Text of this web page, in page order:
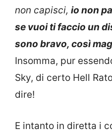
non capisci, io non
se vuoi ti faccio un
sono bravo, così
Insomma, pur
Sky, di certo Hell
dire!
E intanto in diretta i